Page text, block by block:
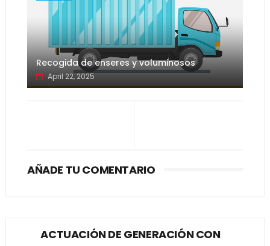
Recogida de enseres y voluminosos
April 22, 2025
AÑADE TU COMENTARIO
ACTUACIÓN DE GENERACIÓN CON